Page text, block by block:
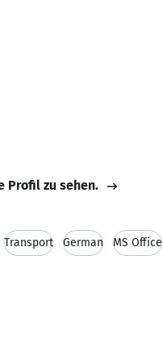
Profil zu sehen.
Transport German MS Office